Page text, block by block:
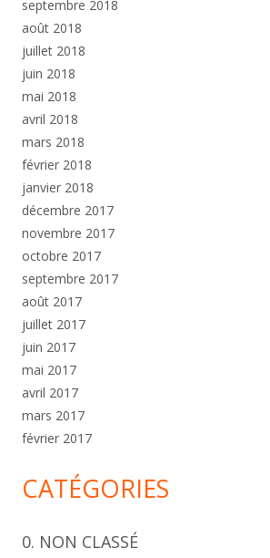
septembre 2018
août 2018
juillet 2018
juin 2018
mai 2018
avril 2018
mars 2018
février 2018
janvier 2018
décembre 2017
novembre 2017
octobre 2017
septembre 2017
août 2017
juillet 2017
juin 2017
mai 2017
avril 2017
mars 2017
février 2017
CATÉGORIES
0. NON CLASSÉ